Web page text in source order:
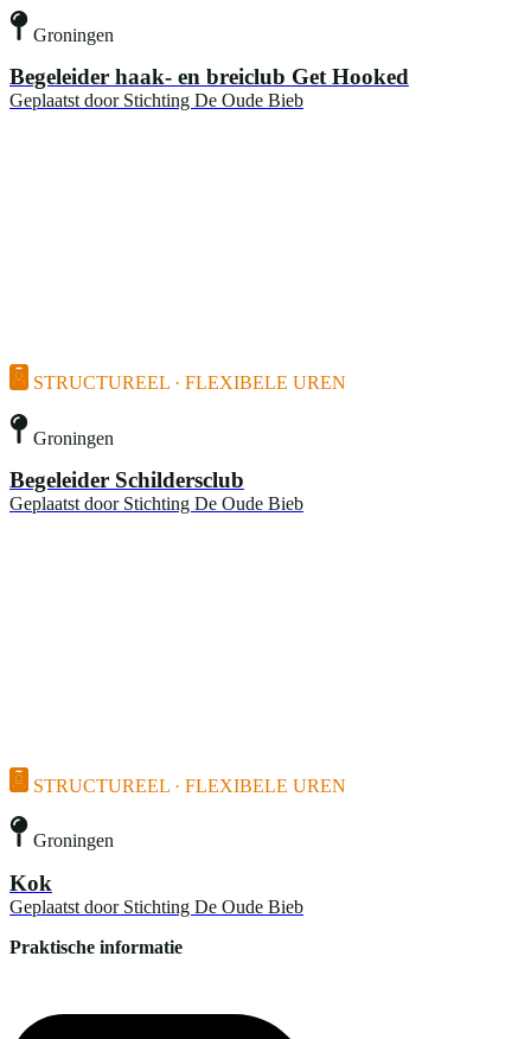
Groningen
Begeleider haak- en breiclub Get Hooked
Geplaatst door Stichting De Oude Bieb
STRUCTUREEL · FLEXIBELE UREN
Groningen
Begeleider Schildersclub
Geplaatst door Stichting De Oude Bieb
STRUCTUREEL · FLEXIBELE UREN
Groningen
Kok
Geplaatst door Stichting De Oude Bieb
Praktische informatie